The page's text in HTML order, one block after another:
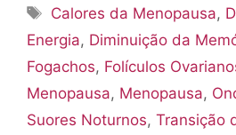
Tags
Calores da Menopausa,
Energia, Diminuição da
Fogachos, Folículos
Menopausa, Menopausa,
Suores Noturnos, Transição